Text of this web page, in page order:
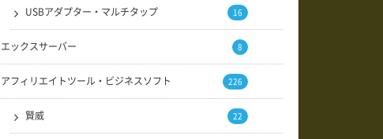
USBアダプター・マルチタップ 16
エックスサーバー 8
アフィリエイトツール・ビジネスソフト 226
賢威 22